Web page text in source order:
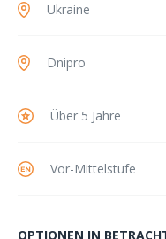
Ukraine
Dnipro
Über 5 Jahre
Vor-Mittelstufe
OPTIONEN IN